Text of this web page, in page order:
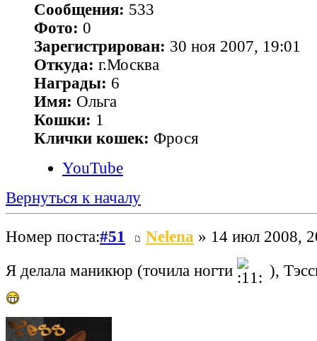
Сообщения: 533
Фото: 0
Зарегистрирован: 30 ноя 2007, 19:01
Откуда: г.Москва
Награды: 6
Имя: Ольга
Кошки: 1
Клички кошек: Фрося
YouTube
Вернуться к началу
Номер поста:#51 Nelena » 14 июл 2008,
Я делала маникюр (точила ногти
),